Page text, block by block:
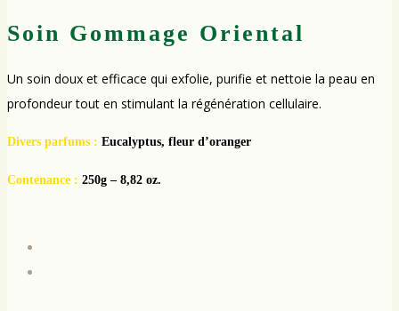
Soin Gommage Oriental
Un soin doux et efficace qui exfolie, purifie et nettoie la peau en
profondeur tout en stimulant la régénération cellulaire.
Divers parfums : Eucalyptus, fleur d’oranger
Contenance : 250g – 8,82 oz.